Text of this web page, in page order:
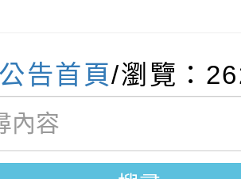
一案
實施要點」及修
桃園市115年度
文競賽』實施計
結果(第11招)】
第1學期第7次代
結果(第3招)】
告首頁/瀏覽：